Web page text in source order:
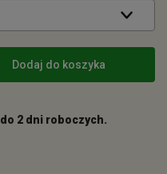
Dodaj do koszyka
do 2 dni roboczych.